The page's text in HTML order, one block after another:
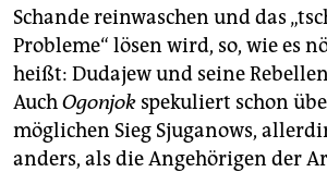
Schande reinwaschen und das
Probleme“ lösen wird, so, wie es
heißt: Dudajew und seine
AuchOgonjok spekuliert schon
möglichen Sieg Sjuganows,
anders, als die Angehörigen der